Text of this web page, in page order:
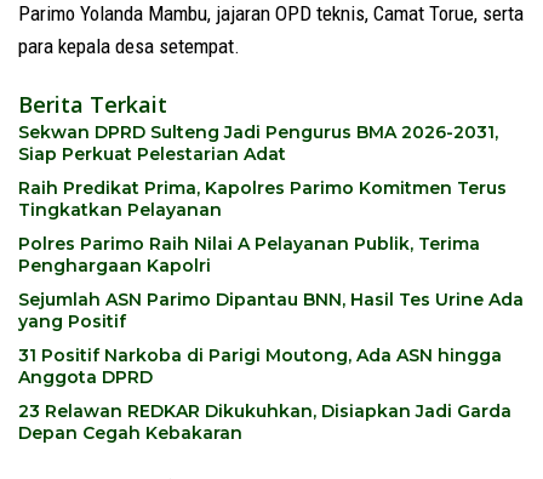
Parimo Yolanda Mambu, jajaran OPD teknis, Camat Torue, serta
para kepala desa setempat.
Berita Terkait
Sekwan DPRD Sulteng Jadi Pengurus BMA 2026-2031,
Siap Perkuat Pelestarian Adat
Raih Predikat Prima, Kapolres Parimo Komitmen Terus
Tingkatkan Pelayanan
Polres Parimo Raih Nilai A Pelayanan Publik, Terima
Penghargaan Kapolri
Sejumlah ASN Parimo Dipantau BNN, Hasil Tes Urine Ada
yang Positif
31 Positif Narkoba di Parigi Moutong, Ada ASN hingga
Anggota DPRD
23 Relawan REDKAR Dikukuhkan, Disiapkan Jadi Garda
Depan Cegah Kebakaran